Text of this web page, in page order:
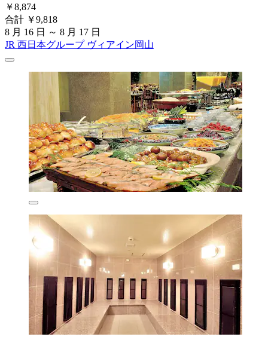
￥8,874
合計 ￥9,818
8 月 16 日 ～ 8 月 17 日
JR 西日本グループ ヴィアイン岡山